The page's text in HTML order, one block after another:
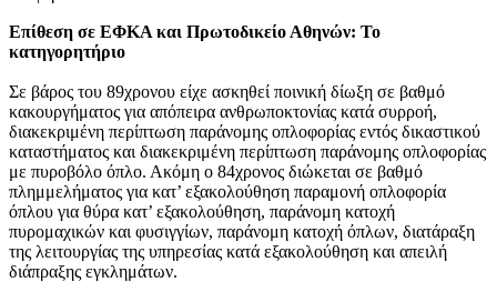
Επίθεση σε ΕΦΚΑ και Πρωτοδικείο Αθηνών: Το
κατηγορητήριο
Σε βάρος του 89χρονου είχε ασκηθεί ποινική δίωξη σε βαθμό
κακουργήματος για απόπειρα ανθρωποκτονίας κατά συρροή,
διακεκριμένη περίπτωση παράνομης οπλοφορίας εντός δικαστικού
καταστήματος και διακεκριμένη περίπτωση παράνομης οπλοφορίας
με πυροβόλο όπλο. Ακόμη ο 84χρονος διώκεται σε βαθμό
πλημμελήματος για κατ’ εξακολούθηση παραμονή οπλοφορία
όπλου για θύρα κατ’ εξακολούθηση, παράνομη κατοχή
πυρομαχικών και φυσιγγίων, παράνομη κατοχή όπλων, διατάραξη
της λειτουργίας της υπηρεσίας κατά εξακολούθηση και απειλή
διάπραξης εγκλημάτων.